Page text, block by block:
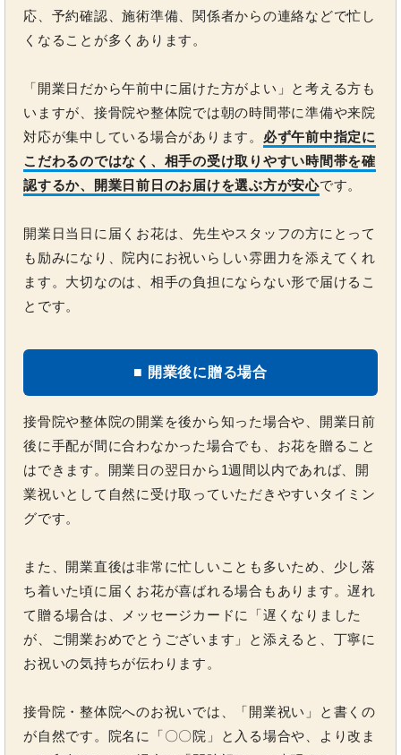
応、予約確認、施術準備、関係者からの連絡などで忙し
くなることが多くあります。
「開業日だから午前中に届けた方がよい」と考える方も
いますが、接骨院や整体院では朝の時間帯に準備や来院
対応が集中している場合があります。 必ず午前中指定に
こだわるのではなく、相手の受け取りやすい時間帯を確
認するか、開業日前日のお届けを選ぶ方が安心です。
開業日当日に届くお花は、先生やスタッフの方にとって
も励みになり、院内にお祝いらしい雰囲力を添えてくれ
ます。大切なのは、相手の負担にならない形で届けるこ
とです。
■ 開業後に贈る場合
接骨院や整体院の開業を後から知った場合や、開業日前
後に手配が間に合わなかった場合でも、お花を贈ること
はできます。開業日の翌日から1週間以内であれば、開
業祝いとして自然に受け取っていただきやすいタイミン
グです。
また、開業直後は非常に忙しいことも多いため、少し落
ち着いた頃に届くお花が喜ばれる場合もあります。遅れ
て贈る場合は、メッセージカードに「遅くなりました
が、ご開業おめでとうございます」と添えると、丁寧に
お祝いの気持ちが伝わります。
接骨院・整体院へのお祝いでは、「開業祝い」と書くの
が自然です。院名に「〇〇院」と入る場合や、より改ま